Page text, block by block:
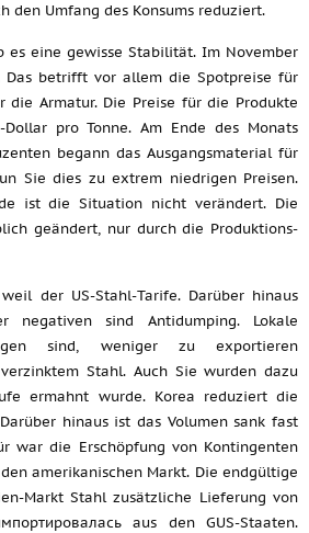
den Umfang des Konsums reduziert.
es eine gewisse Stabilität. Im November
Das betrifft vor allem die Spotpreise für
die Armatur. Die Preise für die Produkte
pro Tonne. Am Ende des Monats
begann das Ausgangsmaterial für
Sie dies zu extrem niedrigen Preisen.
ist die Situation nicht verändert. Die
geändert, nur durch die Produktions-
der US-Stahl-Tarife. Darüber hinaus
negativen sind Antidumping. Lokale
sind, weniger zu exportieren
Stahl. Auch Sie wurden dazu
ermahnt wurde. Korea reduziert die
hinaus ist das Volumen sank fast
war die Erschöpfung von Kontingenten
amerikanischen Markt. Die endgültige
Markt Stahl zusätzliche Lieferung von
aus den GUS-Staaten.